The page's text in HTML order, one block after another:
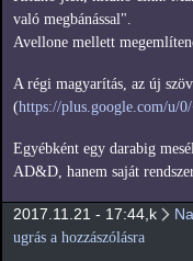
való megbánással".
Avellone mellett
A régi magyarítás, az új
(https://plus.google.com/u/
Egyébként egy darabig
AD&D, hanem saját
2017.11.21 - 17:44,k
ugrás a hozzászólásra